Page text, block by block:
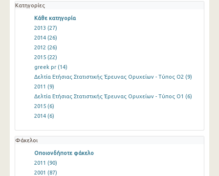
Κατηγορίες
Κάθε κατηγορία
2013 (27)
2014 (26)
2012 (26)
2015 (22)
greek pr (14)
Δελτία Ετήσιας Στατιστικής Έρευνας Ορυχείων - Τύπος Ο2 (9)
2011 (9)
Δελτία Ετήσιας Στατιστικής Έρευνας Ορυχείων - Τύπος Ο1 (6)
2015 (6)
2014 (6)
Φάκελοι
Οποιονδήποτε φάκελο
2011 (90)
2001 (87)